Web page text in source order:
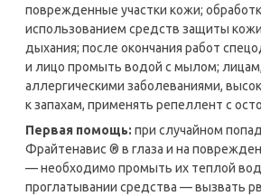
поврежденные участки кожи;
использованием средств защиты
дыхания; после окончания работ
и лицо промыть водой с мылом;
аллергическими заболеваниями,
к запахам, применять репеллент с
Первая помощь: при случайном
Фрайтенавис ® в глаза и на
— необходимо промыть их теплой
проглатывании средства — вызвать